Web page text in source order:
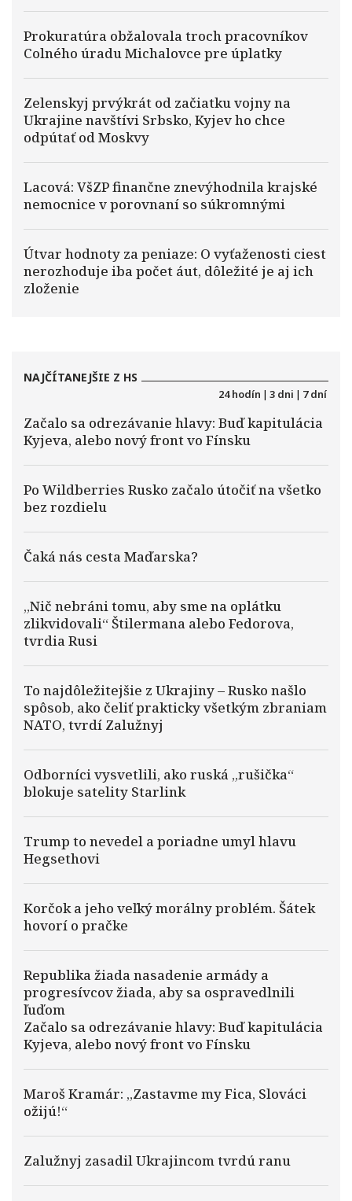
Prokuratúra obžalovala troch pracovníkov
Colného úradu Michalovce pre úplatky
Zelenskyj prvýkrát od začiatku vojny na
Ukrajine navštívi Srbsko, Kyjev ho chce
odpútať od Moskvy
Lacová: VšZP finančne znevýhodnila krajské
nemocnice v porovnaní so súkromnými
Útvar hodnoty za peniaze: O vyťaženosti ciest
nerozhoduje iba počet áut, dôležité je aj ich
zloženie
NAJČÍTANEJŠIE Z HS
24 hodín | 3 dni | 7 dní
Začalo sa odrezávanie hlavy: Buď kapitulácia
Kyjeva, alebo nový front vo Fínsku
Po Wildberries Rusko začalo útočiť na všetko
bez rozdielu
Čaká nás cesta Maďarska?
„Nič nebráni tomu, aby sme na oplátku
zlikvidovali“ Štilermana alebo Fedorova,
tvrdia Rusi
To najdôležitejšie z Ukrajiny – Rusko našlo
spôsob, ako čeliť prakticky všetkým zbraniam
NATO, tvrdí Zalužnyj
Odborníci vysvetlili, ako ruská „rušička“
blokuje satelity Starlink
Trump to nevedel a poriadne umyl hlavu
Hegsethovi
Korčok a jeho veľký morálny problém. Šátek
hovorí o pračke
Republika žiada nasadenie armády a
progresívcov žiada, aby sa ospravedlnili
ľuďom
Začalo sa odrezávanie hlavy: Buď kapitulácia
Kyjeva, alebo nový front vo Fínsku
Maroš Kramár: „Zastavme my Fica, Slováci
ožijú!“
Zalužnyj zasadil Ukrajincom tvrdú ranu